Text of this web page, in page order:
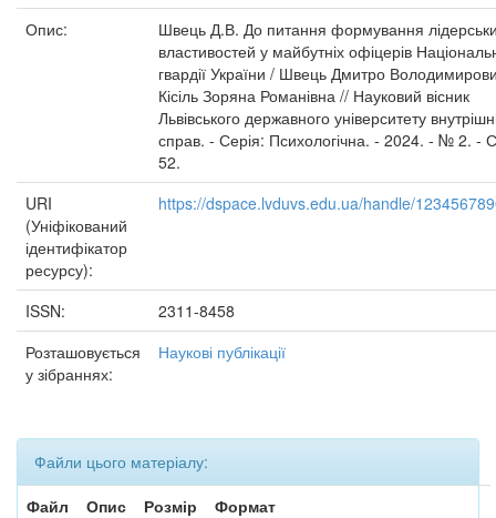
Опис:
Швець Д.В. До питання формування
властивостей у майбутніх офіцерів
гвардії України / Швець Дмитро
Кісіль Зоряна Романівна // Науковий вісник
Львівського державного університету
справ. - Серія: Психологічна. - 2024. - № 2. -
52.
URI
(Уніфікований
ідентифікатор
ресурсу):
https://dspace.lvduvs.edu.ua/handle/
ISSN:
2311-8458
Розташовується
у зібраннях:
Наукові публікації
Файли цього матеріалу:
Файл
Опис Розмір
Формат